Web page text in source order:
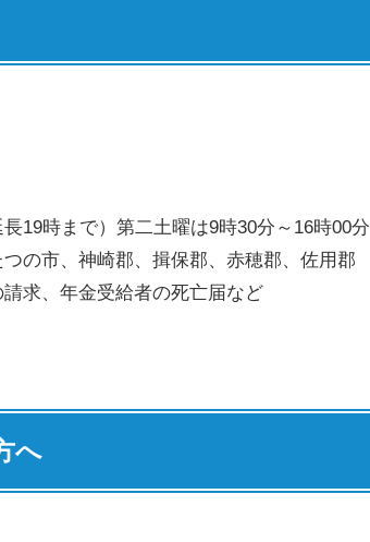
19時まで）第二土曜は9時30分～16時00分
の市、神崎郡、揖保郡、赤穂郡、佐用郡
求、年金受給者の死亡届など
へ